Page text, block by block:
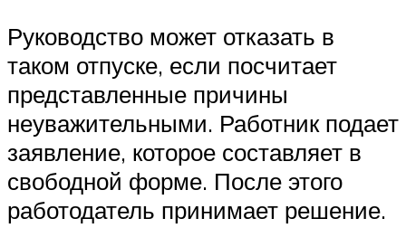
Руководство может отказать в
таком отпуске, если посчитает
представленные причины
неуважительными. Работник подает
заявление, которое составляет в
свободной форме. После этого
работодатель принимает решение.